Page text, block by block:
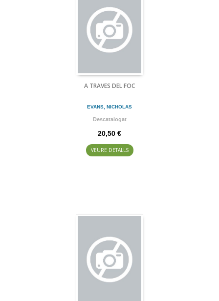
A TRAVES DEL FOC
EVANS, NICHOLAS
Descatalogat
20,50 €
VEURE DETALLS